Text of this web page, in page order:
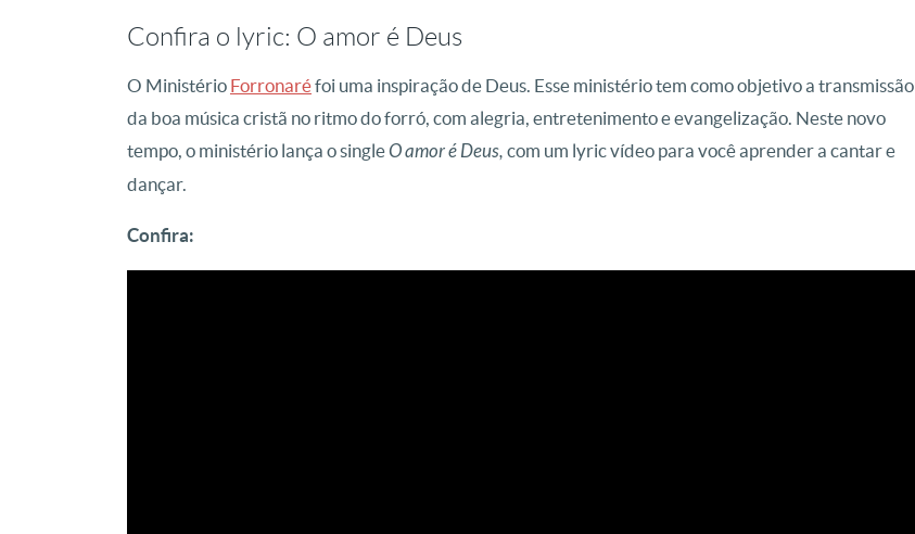
Confira o lyric: O amor é Deus
O Ministério Forronaréfoi uma inspiração de Deus. Esse ministério tem como objetivo a transmissão
da boa música cristã no ritmo do forró, com alegria, entretenimento e evangelização. Neste novo
tempo, o ministério lança o singleO amor é Deus, com um lyric vídeo para você aprender a cantar e
dançar.
Confira: